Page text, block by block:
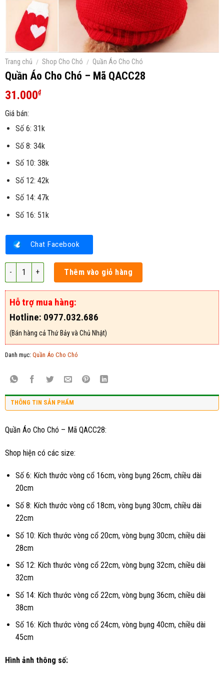
Trang chủ / Shop Cho Chó / Quần Áo Cho Chó
Quần Áo Cho Chó – Mã QACC28
31.000₫
Giá bán:
Số 6: 31k
Số 8: 34k
Số 10: 38k
Số 12: 42k
Số 14: 47k
Số 16: 51k
Chat Facebook
Quần Áo Cho Chó – Mã QACC28 số lượng
Thêm vào giỏ hàng
Hỗ trợ mua hàng:
Hotline: 0977.032.686
(Bán hàng cả Thứ Bảy và Chủ Nhật)
Danh mục: Quần Áo Cho Chó
THÔNG TIN SẢN PHẨM
Quần Áo Cho Chó – Mã QACC28:
Shop hiện có các size:
Số 6: Kích thước vòng cổ 16cm, vòng bụng 26cm, chiều dài
20cm
Số 8: Kích thước vòng cổ 18cm, vòng bụng 30cm, chiều dài
22cm
Số 10: Kích thước vòng cổ 20cm, vòng bụng 30cm, chiều dài
28cm
Số 12: Kích thước vòng cổ 22cm, vòng bụng 32cm, chiều dài
32cm
Số 14: Kích thước vòng cổ 22cm, vòng bụng 36cm, chiều dài
38cm
Số 16: Kích thước vòng cổ 24cm, vòng bụng 40cm, chiều dài
45cm
Hình ảnh thông số: